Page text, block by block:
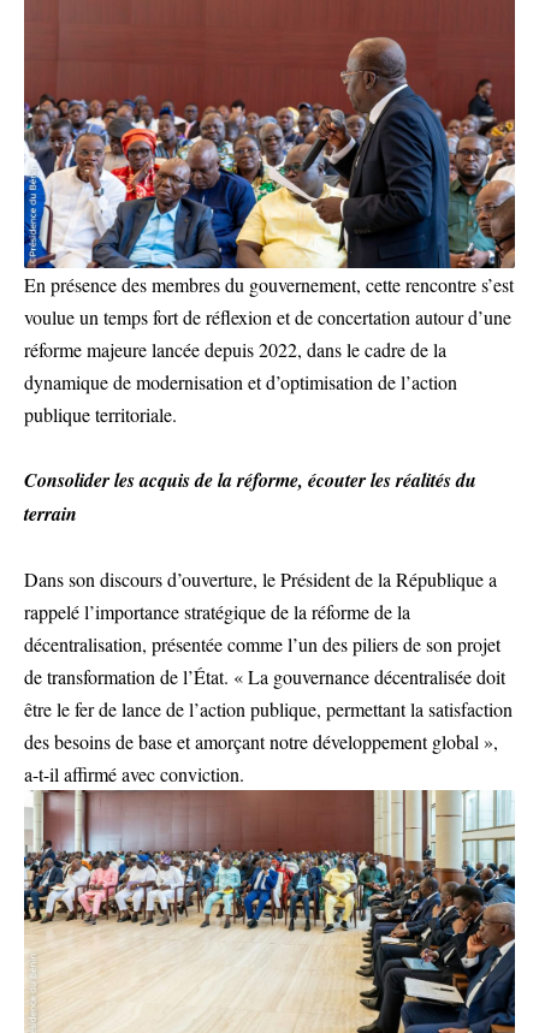
En présence des membres du gouvernement, cette rencontre s’est
voulue un temps fort de réflexion et de concertation autour d’une
réforme majeure lancée depuis 2022, dans le cadre de la
dynamique de modernisation et d’optimisation de l’action
publique territoriale.
Consolider les acquis de la réforme, écouter les réalités du
terrain
Dans son discours d’ouverture, le Président de la République a
rappelé l’importance stratégique de la réforme de la
décentralisation, présentée comme l’un des piliers de son projet
de transformation de l’État. « La gouvernance décentralisée doit
être le fer de lance de l’action publique, permettant la satisfaction
des besoins de base et amorçant notre développement global »,
a-t-il affirmé avec conviction.